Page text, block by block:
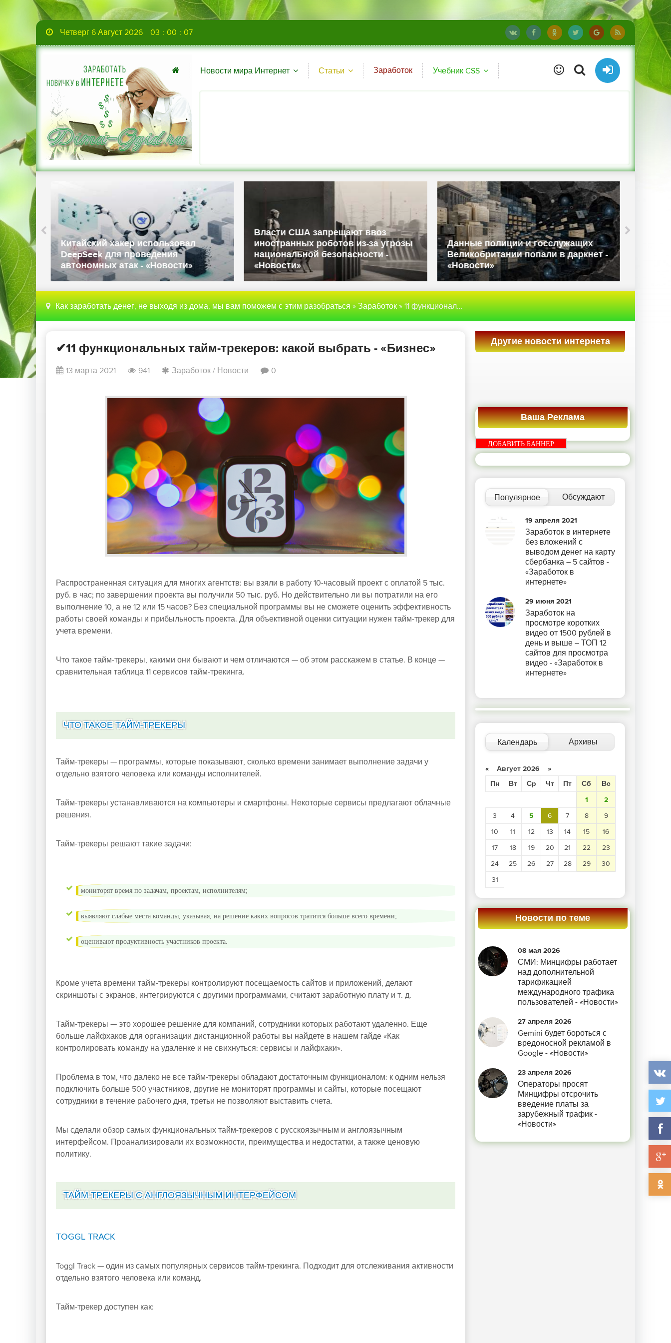
Четверг 6 Август 2026 03 : 00 : 08
Новости мира Интернет Статьи Заработок Учебник CSS
Китайский хакер использовал
DeepSeek для проведения
автономных атак - «Новости»
Власти США запрещают ввоз
иностранных роботов из-за угрозы
национальной безопасности -
«Новости»
Данные полиции и госслужащих
Великобритании попали в даркнет -
«Новости»
Как заработать денег, не выходя из дома, мы вам поможем с этим разобраться»Заработок» 11 функциональных тайм-трекеров: какой выбрать - «Бизнес»
✔11 функциональных тайм-трекеров: какой выбрать - «Бизнес»
13 марта 2021 941 Заработок / Новости 0
Распространенная ситуация для многих агентств: вы взяли в работу 10-часовый проект с оплатой 5 тыс.
руб. в час; по завершении проекта вы получили 50 тыс. руб. Но действительно ли вы потратили на его
выполнение 10, а не 12 или 15 часов? Без специальной программы вы не сможете оценить эффективность
работы своей команды и прибыльность проекта. Для объективной оценки ситуации нужен тайм-трекер для
учета времени.
Что такое тайм-трекеры, какими они бывают и чем отличаются — об этом расскажем в статье. В конце —
сравнительная таблица 11 сервисов тайм-трекинга.
ЧТО ТАКОЕ ТАЙМ-ТРЕКЕРЫ
Тайм-трекеры — программы, которые показывают, сколько времени занимает выполнение задачи у
отдельно взятого человека или команды исполнителей.
Тайм-трекеры устанавливаются на компьютеры и смартфоны. Некоторые сервисы предлагают облачные
решения.
Тайм-трекеры решают такие задачи:
мониторят время по задачам, проектам, исполнителям;
выявляют слабые места команды, указывая, на решение каких вопросов тратится больше всего времени;
оценивают продуктивность участников проекта.
Кроме учета времени тайм-трекеры контролируют посещаемость сайтов и приложений, делают
скриншоты с экранов, интегрируются с другими программами, считают заработную плату и т. д.
Тайм-трекеры — это хорошее решение для компаний, сотрудники которых работают удаленно. Еще
больше лайфхаков для организации дистанционной работы вы найдете в нашем гайде «Как
контролировать команду на удаленке и не свихнуться: сервисы и лайфхаки».
Проблема в том, что далеко не все тайм-трекеры обладают достаточным функционалом: к одним нельзя
подключить больше 500 участников, другие не мониторят программы и сайты, которые посещают
сотрудники в течение рабочего дня, третьи не позволяют выставить счета.
Мы сделали обзор самых функциональных тайм-трекеров с русскоязычным и англоязычным
интерфейсом. Проанализировали их возможности, преимущества и недостатки, а также ценовую
политику.
ТАЙМ-ТРЕКЕРЫ С АНГЛОЯЗЫЧНЫМ ИНТЕРФЕЙСОМ
TOGGL TRACK
Toggl Track — один из самых популярных сервисов тайм-трекинга. Подходит для отслеживания активности
отдельно взятого человека или команд.
Тайм-трекер доступен как:
Другие новости интернета
Ваша Реклама
ДОБАВИТЬ БАННЕР
Популярное Обсуждают
19 апреля 2021
Заработок в интернете
без вложений с
выводом денег на карту
сбербанка – 5 сайтов -
«Заработок в
интернете»
29 июня 2021
Заработок на
просмотре коротких
видео от 1500 рублей в
день и выше – ТОП 12
сайтов для просмотра
видео - «Заработок в
интернете»
Календарь Архивы
« Август 2026 »
Пн
Вт Ср Чт Пт Сб
Вс
1
2
3
4 5 6 7 8
9
10
11 12 13 14 15
16
17
18 19 20 21 22
23
24
25 26 27 28 29
30
31
Новости по теме
08 мая 2026
СМИ: Минцифры работает
над дополнительной
тарификацией
международного трафика
пользователей - «Новости»
27 апреля 2026
Gemini будет бороться с
вредоносной рекламой в
Google - «Новости»
23 апреля 2026
Операторы просят
Минцифры отсрочить
введение платы за
зарубежный трафик -
«Новости»